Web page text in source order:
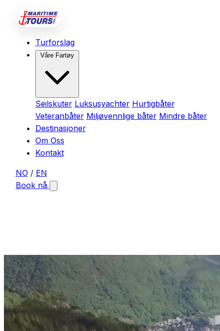
Turforslag
Våre Fartøy
Seilskuter Luksusyachter Hurtigbåter
Veteranbåter Miljøvennlige båter Mindre båter
Destinasjoner
Om Oss
Kontakt
NO / EN
Book nå